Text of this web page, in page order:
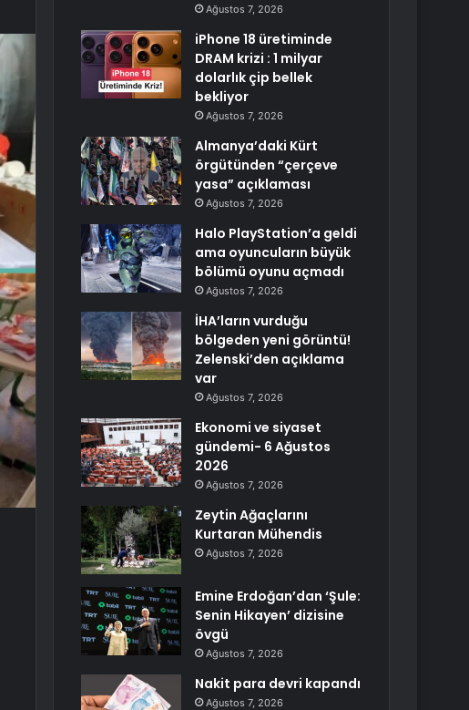
Ağustos 7, 2026
iPhone 18 üretiminde
DRAM krizi : 1 milyar
dolarlık çip bellek
bekliyor
Ağustos 7, 2026
Almanya’daki Kürt
örgütünden “çerçeve
yasa” açıklaması
Ağustos 7, 2026
Halo PlayStation’a geldi
ama oyuncuların büyük
bölümü oyunu açmadı
Ağustos 7, 2026
İHA’ların vurduğu
bölgeden yeni görüntü!
Zelenski’den açıklama
var
Ağustos 7, 2026
Ekonomi ve siyaset
gündemi- 6 Ağustos
2026
Ağustos 7, 2026
Zeytin Ağaçlarını
Kurtaran Mühendis
Ağustos 7, 2026
Emine Erdoğan’dan ‘Şule:
Senin Hikayen’ dizisine
övgü
Ağustos 7, 2026
Nakit para devri kapandı
Ağustos 7, 2026